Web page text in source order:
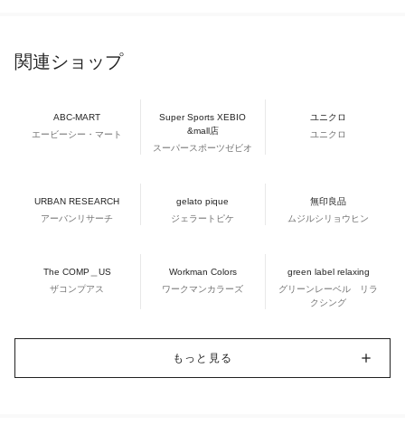
関連ショップ
ABC-MART
エービーシー・マート
Super Sports XEBIO
&mall店
スーパースポーツゼビオ
ユニクロ
ユニクロ
URBAN RESEARCH
アーバンリサーチ
gelato pique
ジェラートピケ
無印良品
ムジルシリョウヒン
The COMP＿US
ザコンプアス
Workman Colors
ワークマンカラーズ
green label relaxing
グリーンレーベル リラ
クシング
もっと見る